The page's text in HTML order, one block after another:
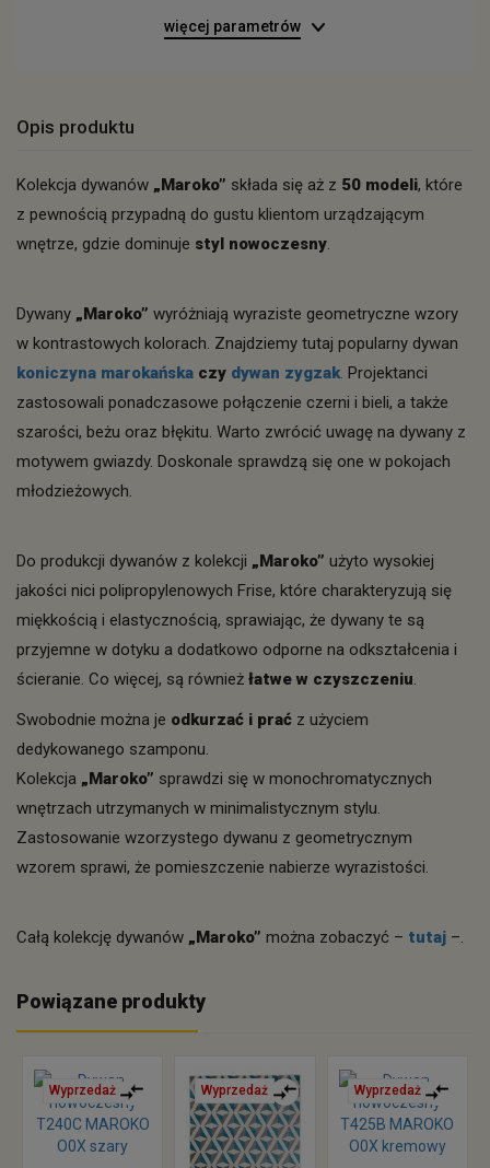
więcej parametrów
Opis produktu
Kolekcja dywanów „Maroko” składa się aż z 50 modeli, które
z pewnością przypadną do gustu klientom urządzającym
wnętrze, gdzie dominuje styl nowoczesny.
Dywany „Maroko” wyróżniają wyraziste geometryczne wzory
w kontrastowych kolorach. Znajdziemy tutaj popularny dywan
koniczyna marokańska czy dywan zygzak. Projektanci
zastosowali ponadczasowe połączenie czerni i bieli, a także
szarości, beżu oraz błękitu. Warto zwrócić uwagę na dywany z
motywem gwiazdy. Doskonale sprawdzą się one w pokojach
młodzieżowych.
Do produkcji dywanów z kolekcji „Maroko” użyto wysokiej
jakości nici polipropylenowych Frise, które charakteryzują się
miękkością i elastycznością, sprawiając, że dywany te są
przyjemne w dotyku a dodatkowo odporne na odkształcenia i
ścieranie. Co więcej, są również łatwe w czyszczeniu.
Swobodnie można je odkurzać i prać z użyciem
dedykowanego szamponu.
Kolekcja „Maroko” sprawdzi się w monochromatycznych
wnętrzach utrzymanych w minimalistycznym stylu.
Zastosowanie wzorzystego dywanu z geometrycznym
wzorem sprawi, że pomieszczenie nabierze wyrazistości.
Całą kolekcję dywanów „Maroko” można zobaczyć – tutaj –.
Powiązane produkty
Wyprzedaż Wyprzedaż Wyprzedaż